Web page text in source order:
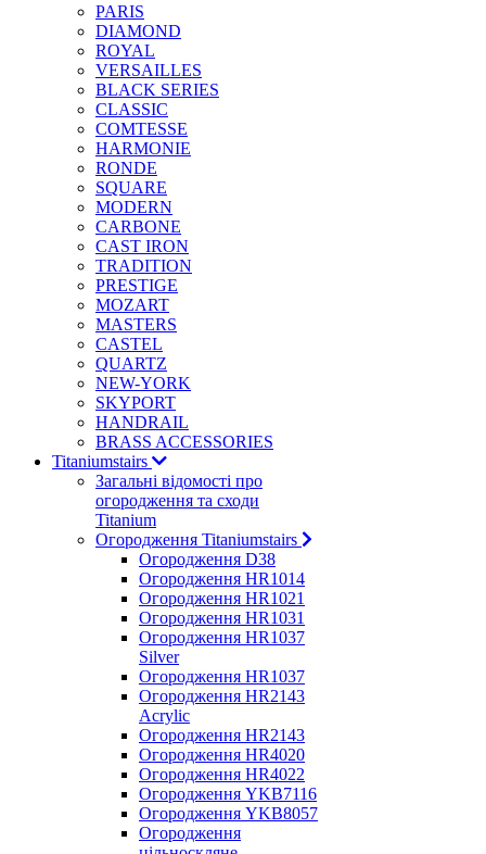
PARIS
DIAMOND
ROYAL
VERSAILLES
BLACK SERIES
CLASSIC
COMTESSE
HARMONIE
RONDE
SQUARE
MODERN
CARBONE
CAST IRON
TRADITION
PRESTIGE
MOZART
MASTERS
CASTEL
QUARTZ
NEW-YORK
SKYPORT
HANDRAIL
BRASS ACCESSORIES
Titaniumstairs
Загальні відомості про
огородження та сходи
Titanium
Огородження Titaniumstairs
Огородження D38
Огородження HR1014
Огородження HR1021
Огородження HR1031
Огородження HR1037
Silver
Огородження HR1037
Огородження HR2143
Acrylic
Огородження HR2143
Огородження HR4020
Огородження HR4022
Огородження YKB7116
Огородження YKB8057
Огородження